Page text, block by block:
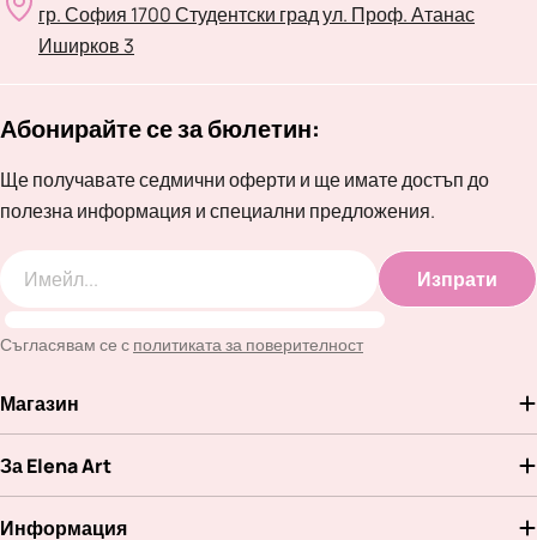
гр. София 1700 Студентски град ул. Проф. Атанас
Иширков 3
Абонирайте се за бюлетин:
Ще получавате седмични оферти и ще имате достъп до
полезна информация и специални предложения.
Изпрати
Съгласявам се с политиката за поверителност
Магазин
За Elena Art
Информация